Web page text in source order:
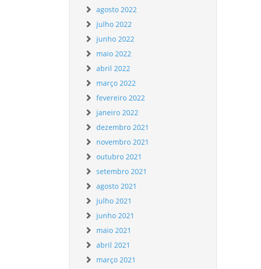
agosto 2022
julho 2022
junho 2022
maio 2022
abril 2022
março 2022
fevereiro 2022
janeiro 2022
dezembro 2021
novembro 2021
outubro 2021
setembro 2021
agosto 2021
julho 2021
junho 2021
maio 2021
abril 2021
março 2021